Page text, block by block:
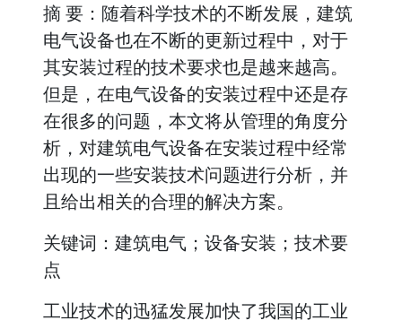
摘 要：随着科学技术的不断发展，建筑
电气设备也在不断的更新过程中，对于
其安装过程的技术要求也是越来越高。
但是，在电气设备的安装过程中还是存
在很多的问题，本文将从管理的角度分
析，对建筑电气设备在安装过程中经常
出现的一些安装技术问题进行分析，并
且给出相关的合理的解决方案。
关键词：建筑电气；设备安装；技术要
点
工业技术的迅猛发展加快了我国的工业